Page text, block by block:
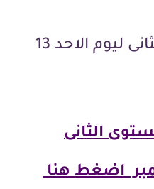
تحضير المستوى الثانى ليوم الاحد 13
الثانى